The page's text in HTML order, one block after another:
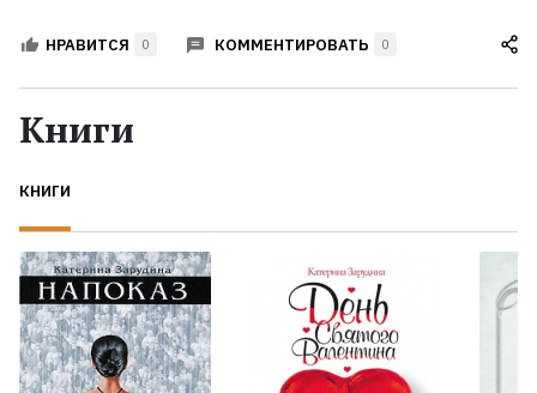
Авторы
Жанры
Экранизации
Коллекции
НРАВИТСЯ 0 КОММЕНТИРОВАТЬ 0
Книги
КНИГИ